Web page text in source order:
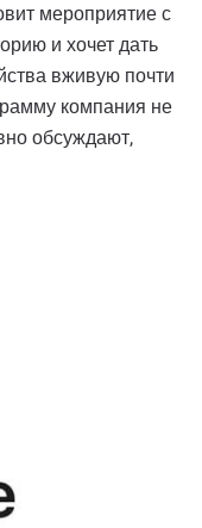
мероприятие с
и хочет дать
вживую почти
компания не
обсуждают,